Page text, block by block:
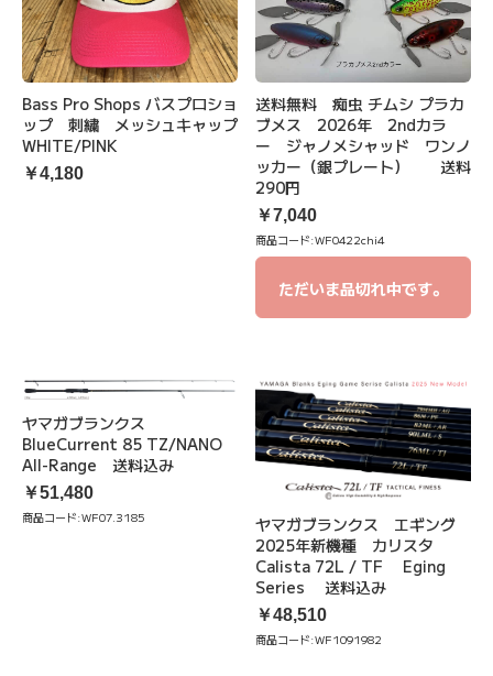
Bass Pro Shops バスプロショ
ップ 刺繍 メッシュキャップ
WHITE/PINK
￥4,180
送料無料 痴虫 チムシ プラカ
ブメス 2026年 2ndカラ
ー ジャノメシャッド ワンノ
ッカー（銀プレート） 送料
290円
￥7,040
商品コード:WF0422chi4
ただいま品切れ中です。
ヤマガブランクス
BlueCurrent 85 TZ/NANO
All-Range 送料込み
￥51,480
商品コード:WF07.3185
ヤマガブランクス エギング
2025年新機種 カリスタ
Calista 72L / TF Eging
Series 送料込み
￥48,510
商品コード:WF1091982